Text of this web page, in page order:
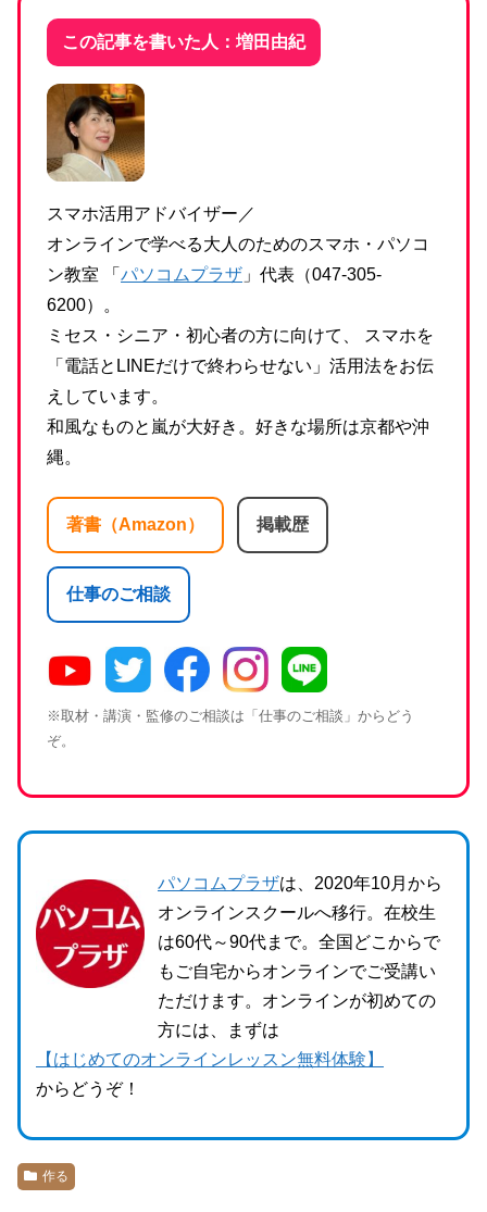
この記事を書いた人：増田由紀
スマホ活用アドバイザー／
オンラインで学べる大人のためのスマホ・パソコ
ン教室 「 パソコムプラザ 」代表（047-305-
6200）。
ミセス・シニア・初心者の方に向けて、 スマホを
「電話とLINEだけで終わらせない」活用法をお伝
えしています。
和風なものと嵐が大好き。好きな場所は京都や沖
縄。
著書（Amazon） 掲載歴
仕事のご相談
※取材・講演・監修のご相談は「仕事のご相談」からどう
ぞ。
パソコムプラザは、2020年10月から
オンラインスクールへ移行。在校生
は60代～90代まで。全国どこからで
もご自宅からオンラインでご受講い
ただけます。オンラインが初めての
方には、まずは
【はじめてのオンラインレッスン無料体験】
からどうぞ！
作る